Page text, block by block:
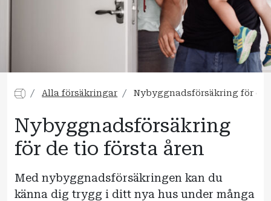
Alla försäkringar Nybyggnadsförsäkring för de
Nybyggnadsförsäkring
för de tio första åren
Med nybyggnadsförsäkringen kan du
känna dig trygg i ditt nya hus under många